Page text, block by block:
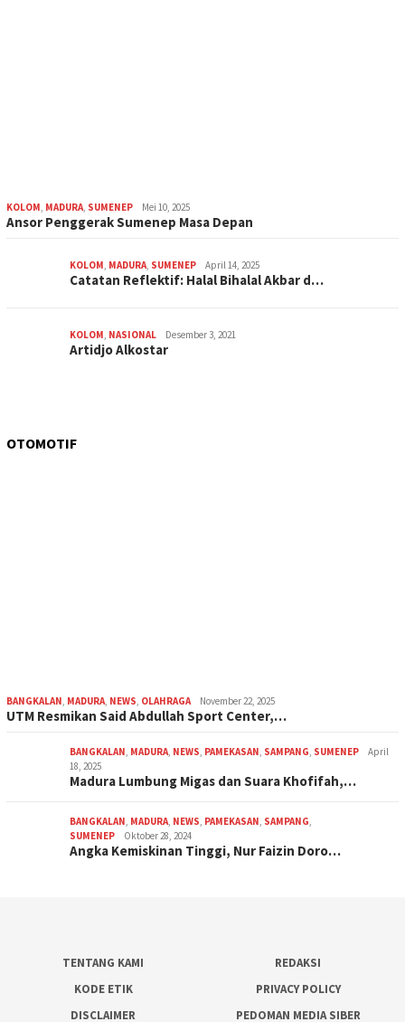
KOLOM, MADURA, SUMENEP Mei 10, 2025
Ansor Penggerak Sumenep Masa Depan
KOLOM, MADURA, SUMENEP April 14, 2025
Catatan Reflektif: Halal Bihalal Akbar d…
KOLOM, NASIONAL Desember 3, 2021
Artidjo Alkostar
OTOMOTIF
BANGKALAN MADURA NEWS OLAHRAGA November 22, 2025
UTM Resmikan Said Abdullah Sport Center,…
BANGKALAN MADURA NEWS PAMEKASAN SAMPANG SUMENEP
April
18, 2025
Madura Lumbung Migas dan Suara Khofifah,…
BANGKALAN MADURA NEWS PAMEKASAN SAMPANG
SUMENEP
Oktober 28, 2024
Angka Kemiskinan Tinggi, Nur Faizin Doro…
TENTANG KAMI
REDAKSI
KODE ETIK
PRIVACY POLICY
DISCLAIMER
PEDOMAN MEDIA SIBER